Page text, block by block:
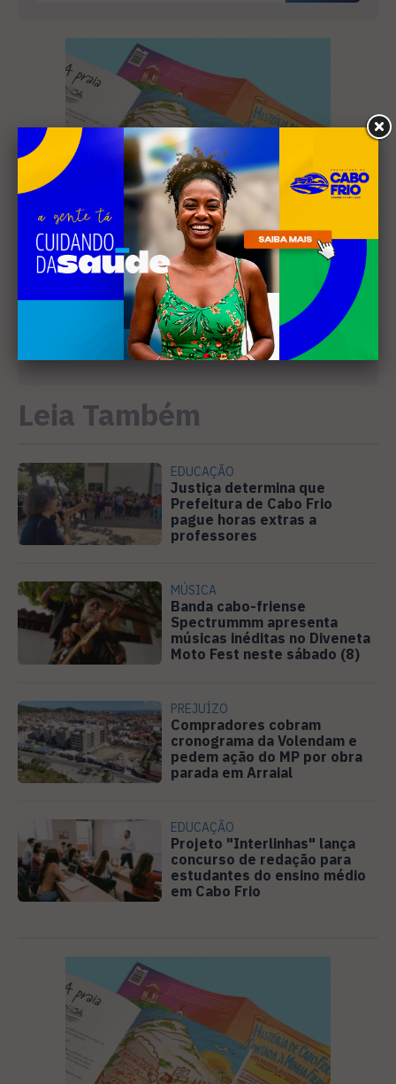
Leia Também
EDUCAÇÃO
Justiça determina que
Prefeitura de Cabo Frio
pague horas extras a
professores
MÚSICA
Banda cabo-friense
Spectrummm apresenta
músicas inéditas no Diveneta
Moto Fest neste sábado (8)
PREJUÍZO
Compradores cobram
cronograma da Volendam e
pedem ação do MP por obra
parada em Arraial
EDUCAÇÃO
Projeto "Interlinhas" lança
concurso de redação para
estudantes do ensino médio
em Cabo Frio